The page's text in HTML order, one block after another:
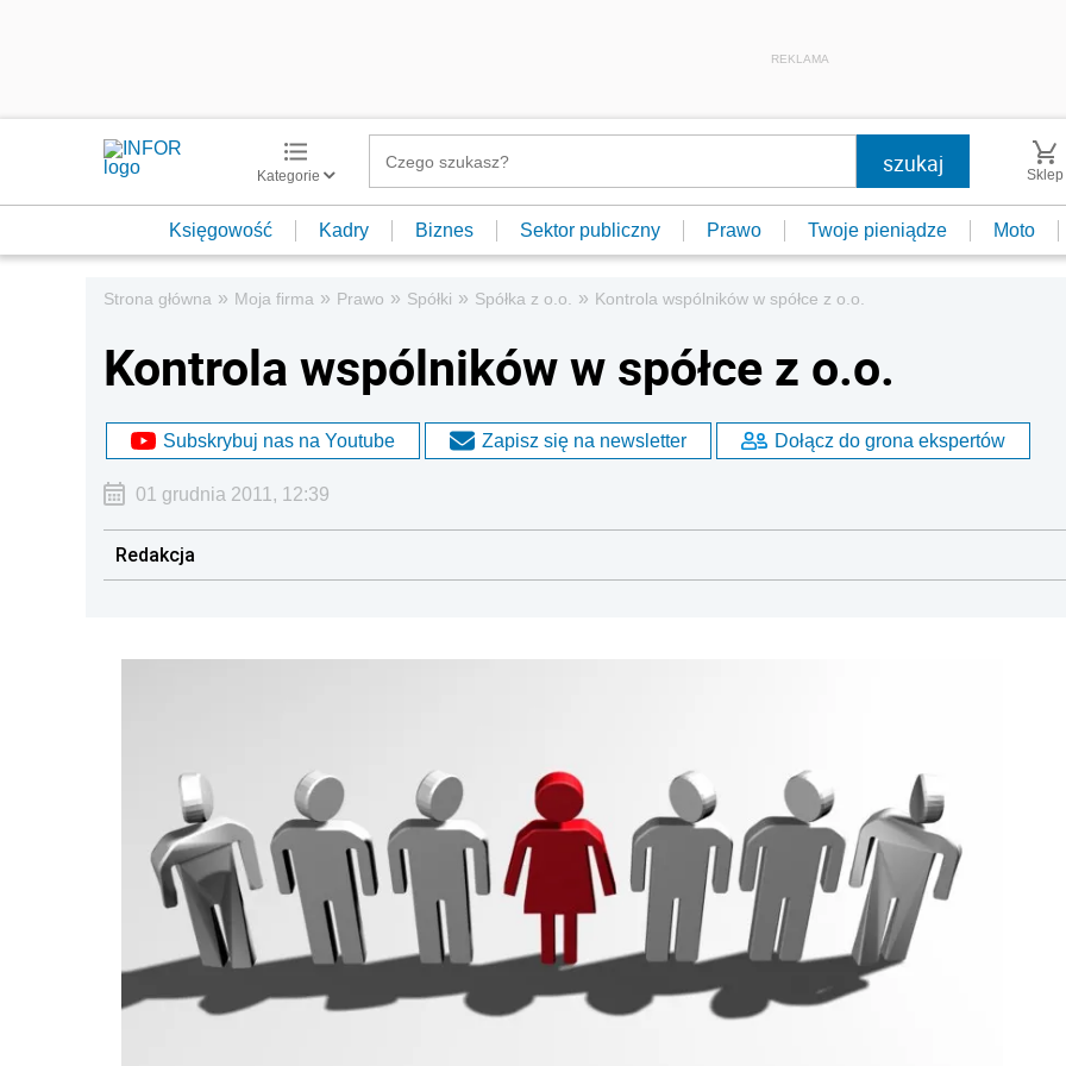
REKLAMA
Kategorie Sklep
Księgowość Kadry Biznes Sektor publiczny Prawo Twoje pieniądze Moto
Strona główna » Moja firma » Prawo » Spółki » Spółka z o.o. » Kontrola wspólników w spółce z o.o.
Kontrola wspólników w spółce z o.o.
Subskrybuj nas na Youtube Zapisz się na newsletter Dołącz do grona ekspertów
01 grudnia 2011, 12:39
Redakcja